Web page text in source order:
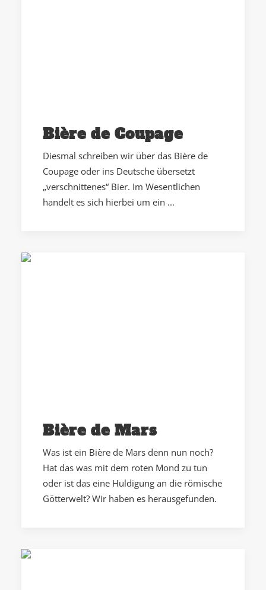
Bière de Coupage
Diesmal schreiben wir über das Bière de
Coupage oder ins Deutsche übersetzt
„verschnittenes“ Bier. Im Wesentlichen
handelt es sich hierbei um ein ...
Bière de Mars
Was ist ein Bière de Mars denn nun noch?
Hat das was mit dem roten Mond zu tun
oder ist das eine Huldigung an die römische
Götterwelt? Wir haben es herausgefunden.